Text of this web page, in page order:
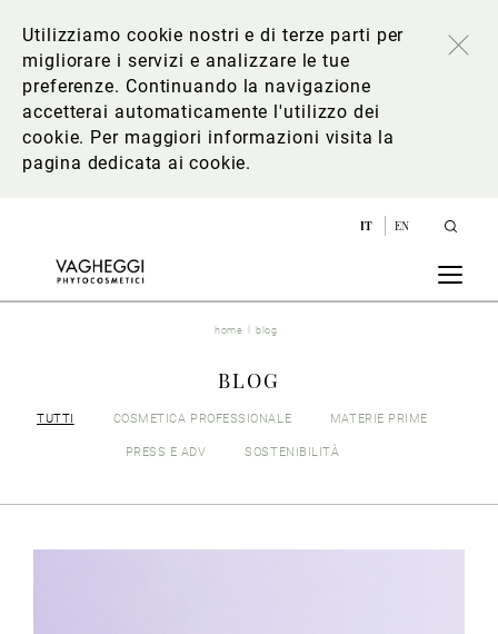
Utilizziamo cookie nostri e di terze parti per
migliorare i servizi e analizzare le tue
preferenze. Continuando la navigazione
accetterai automaticamente l'utilizzo dei
cookie. Per maggiori informazioni visita la
pagina dedicata ai cookie.
IT EN
home blog
BLOG
TUTTI COSMETICA PROFESSIONALE MATERIE PRIME
PRESS E ADV SOSTENIBILITÀ